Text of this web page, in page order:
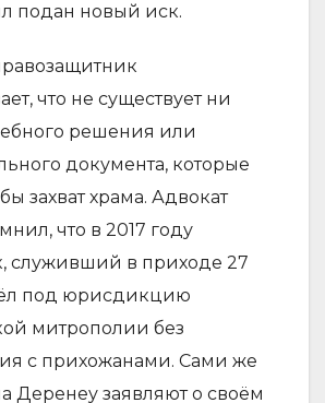
подан новый иск.
что не существует ни
решения или
документа, которые
захват храма. Адвокат
что в 2017 году
служивший в приходе 27
под юрисдикцию
митрополии без
с прихожанами. Сами же
Деренеу заявляют о своём